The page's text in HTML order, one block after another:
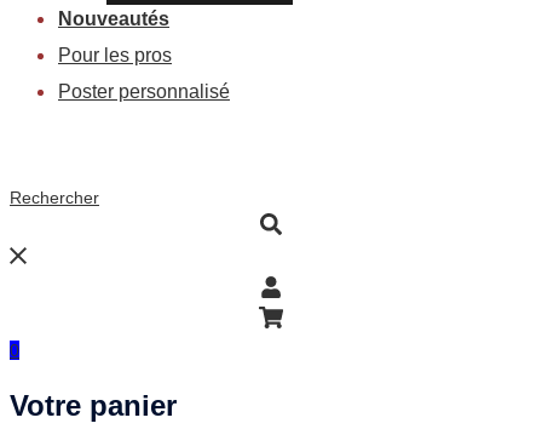
Nouveautés
Pour les pros
Poster personnalisé
Rechercher
0
Votre panier